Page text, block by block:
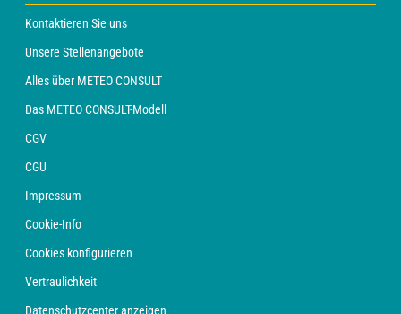
Kontaktieren Sie uns
Unsere Stellenangebote
Alles über METEO CONSULT
Das METEO CONSULT-Modell
CGV
CGU
Impressum
Cookie-Info
Cookies konfigurieren
Vertraulichkeit
Datenschutzcenter anzeigen